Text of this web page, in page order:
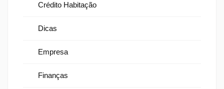
Crédito Habitação
Dicas
Empresa
Finanças